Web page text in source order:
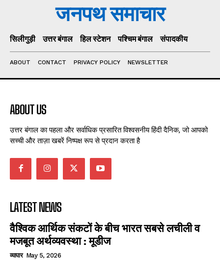
जनपथ समाचार
सिलीगुड़ी उत्तर बंगाल हिल स्टेशन पश्चिम बंगाल संपादकीय
ABOUT CONTACT PRIVACY POLICY NEWSLETTER
ABOUT US
उत्तर बंगाल का पहला और सर्वाधिक प्रसारित विश्वसनीय हिंदी दैनिक, जो आपको
सच्ची और ताज़ा खबरें निष्पक्ष रूप से प्रदान करता है
LATEST NEWS
वैश्विक आर्थिक संकटों के बीच भारत सबसे लचीली व
मजबूत अर्थव्यवस्था : मूडीज
व्यापार May 5, 2026